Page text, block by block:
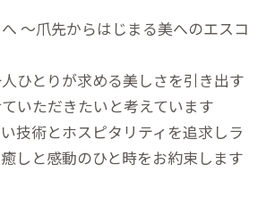
～爪先からはじまる美へのエスコ
ひとりが求める美しさを引き出す
いただきたいと考えています
技術とホスピタリティを追求しラ
しと感動のひと時をお約束します